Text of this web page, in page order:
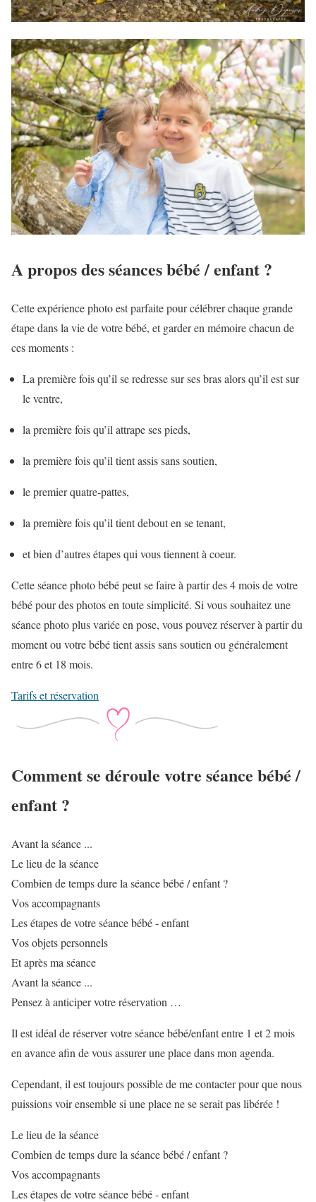
A propos des séances bébé / enfant ?
Cette expérience photo est parfaite pour célébrer chaque grande
étape dans la vie de votre bébé, et garder en mémoire chacun de
ces moments :
La première fois qu’il se redresse sur ses bras alors qu’il est sur
le ventre,
la première fois qu’il attrape ses pieds,
la première fois qu’il tient assis sans soutien,
le premier quatre-pattes,
la première fois qu’il tient debout en se tenant,
et bien d’autres étapes qui vous tiennent à coeur.
Cette séance photo bébé peut se faire à partir des 4 mois de votre
bébé pour des photos en toute simplicité. Si vous souhaitez une
séance photo plus variée en pose, vous pouvez réserver à partir du
moment ou votre bébé tient assis sans soutien ou généralement
entre 6 et 18 mois.
Tarifs et réservation
Comment se déroule votre séance bébé /
enfant ?
Avant la séance ...
Le lieu de la séance
Combien de temps dure la séance bébé / enfant ?
Vos accompagnants
Les étapes de votre séance bébé - enfant
Vos objets personnels
Et après ma séance
Avant la séance ...
Pensez à anticiper votre réservation …
Il est idéal de réserver votre séance bébé/enfant entre 1 et 2 mois
en avance afin de vous assurer une place dans mon agenda.
Cependant, il est toujours possible de me contacter pour que nous
puissions voir ensemble si une place ne se serait pas libérée !
Le lieu de la séance
Combien de temps dure la séance bébé / enfant ?
Vos accompagnants
Les étapes de votre séance bébé - enfant